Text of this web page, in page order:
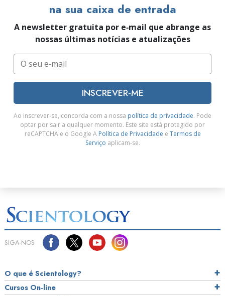
na sua caixa de entrada
A newsletter gratuita por e‑mail que abrange as
nossas últimas notícias e atualizações
INSCREVER‑ME
Ao inscrever‑se, concorda com a nossa política de privacidade. Pode
optar por sair a qualquer momento. Este site está protegido por
reCAPTCHA e o Google A Política de Privacidade e Termos de
Serviço aplicam‑se.
SIGA‑NOS
O que é Scientology?
Cursos On‑line